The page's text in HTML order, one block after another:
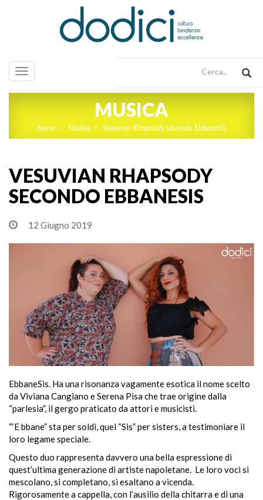
Toggle
navigation
MUSICA
home > Musica > Vesuvian Rhapsody secondo EbbaneSis
VESUVIAN RHAPSODY
SECONDO EBBANESIS
12 Giugno 2019
EbbaneSis. Ha una risonanza vagamente esotica il nome scelto
da Viviana Cangiano e Serena Pisa che trae origine dalla
“parlesia”, il gergo praticato da attori e musicisti.
“‘E bbane” sta per soldi, quel “Sis” per sisters, a testimoniare il
loro legame speciale.
Questo duo rappresenta davvero una bella espressione di
quest’ultima generazione di artiste napoletane. Le loro voci si
mescolano, si completano, si esaltano a vicenda.
Rigorosamente a cappella, con l’ausilio della chitarra e di una